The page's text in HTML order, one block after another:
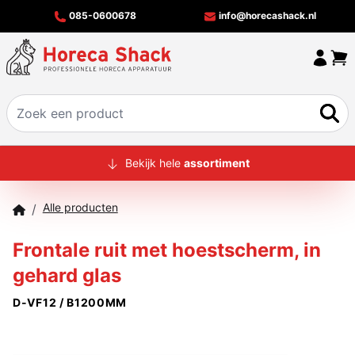
085-0600678 info@horecashack.nl
HOME
MERKEN
Bekijk hele assortiment
/ Alle producten
Frontale ruit met hoestscherm, in
gehard glas
D-VF12 / B1200MM